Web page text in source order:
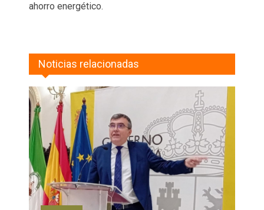
ahorro energético.
Noticias relacionadas